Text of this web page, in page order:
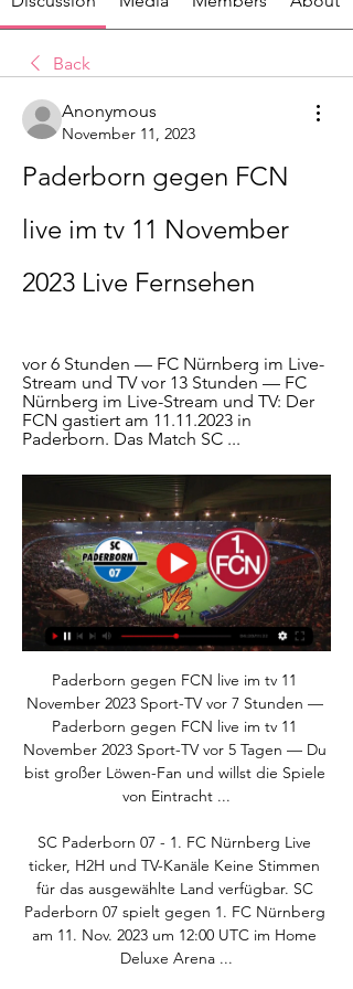
Back
Anonymous
November 11, 2023
Paderborn gegen FCN
live im tv 11 November
2023 Live Fernsehen
vor 6 Stunden — FC Nürnberg im Live-
Stream und TV vor 13 Stunden — FC
Nürnberg im Live-Stream und TV: Der
FCN gastiert am 11.11.2023 in
Paderborn. Das Match SC ...
Paderborn gegen FCN live im tv 11
November 2023 Sport-TV vor 7 Stunden —
Paderborn gegen FCN live im tv 11
November 2023 Sport-TV vor 5 Tagen — Du
bist großer Löwen-Fan und willst die Spiele
von Eintracht ...
SC Paderborn 07 - 1. FC Nürnberg Live
ticker, H2H und TV-Kanäle Keine Stimmen
für das ausgewählte Land verfügbar. SC
Paderborn 07 spielt gegen 1. FC Nürnberg
am 11. Nov. 2023 um 12:00 UTC im Home
Deluxe Arena ...